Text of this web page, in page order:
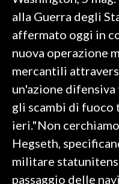
CALCIO REGIONALE
BASKET
VOLLEY
MOTORI
TENNIS
ALTRI SPORT
CULTURA
SPETTACOLI
GOSSIP
alla Guerra degli
affermato oggi in
nuova operazione
mercantili
un'azione
gli scambi di fuoco
ieri."Non
Hegseth,
militare
passaggio delle